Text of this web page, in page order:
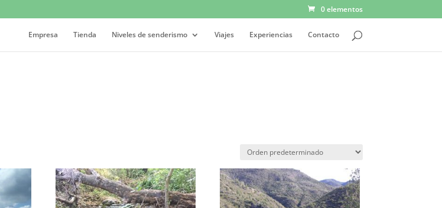
0 elementos
Empresa Tienda Niveles de senderismo Viajes Experiencias Contacto